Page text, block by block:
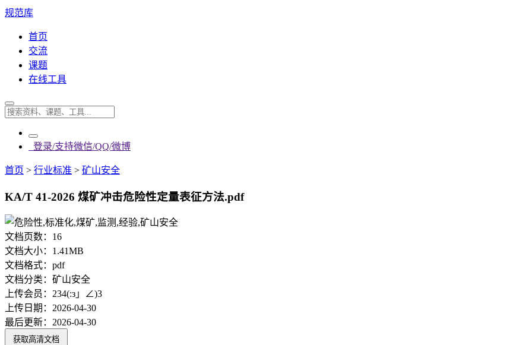
规范库
首页
交流
课题
在线工具
登录/支持微信/QQ/微博
首页 > 行业标准 > 矿山安全
KA/T 41-2026 煤矿冲击危险性定量表征方法.pdf
文档页数： 16
文档大小： 1.41MB
文档格式： pdf
文档分类： 矿山安全
上传会员： 234(:з」∠)3
上传日期： 2026-04-30
最后更新： 2026-04-30
获取高清文档